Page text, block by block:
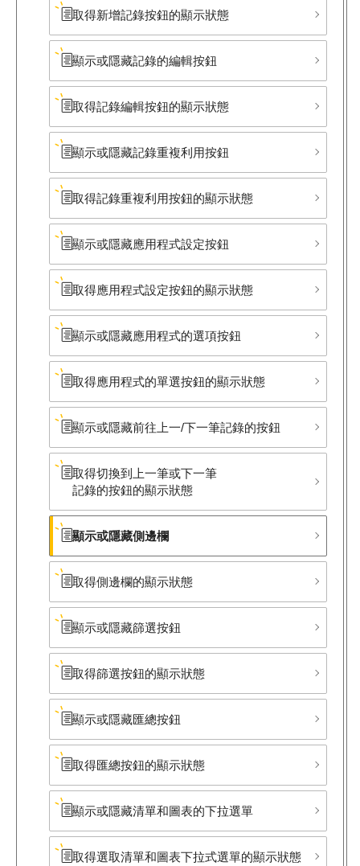
取得新增記錄按鈕的顯示狀態
顯示或隱藏記錄的編輯按鈕
取得記錄編輯按鈕的顯示狀態
顯示或隱藏記錄重複利用按鈕
取得記錄重複利用​按鈕的顯示狀態
顯示或隱藏應用程式設定按鈕
取得應用程式設定按鈕的顯示狀態
顯示或隱藏應用程式的選項按鈕
取得應用程式的單選按鈕的顯示狀態
顯示或隱藏前往上一/下一筆​記錄的按鈕
取得切換到上一筆或下一筆​
記錄的按鈕的顯示狀態
顯示或隱藏側邊欄
取得側邊欄的顯示狀態
顯示或隱藏篩選按鈕
取得篩選按鈕的顯示狀態
顯示或隱藏匯總按鈕
取得匯總按鈕的顯示狀態
顯示或隱藏清單和圖表的下拉選單
取得選取清單和圖表下拉式選單的顯示狀態